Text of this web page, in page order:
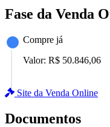
Fase da Venda
Compre já
Valor: R$ 50.846,06
Site da Venda Online
Documentos